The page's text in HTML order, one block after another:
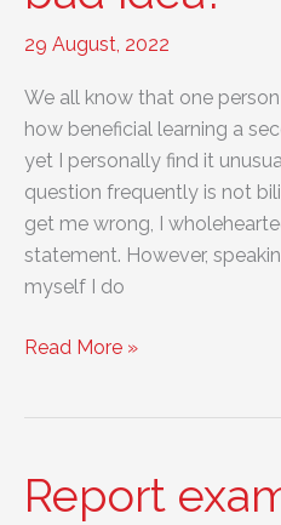
29 August, 2022
We all know that one
how beneficial learning a
yet I personally find it
question frequently is not
get me wrong, I
statement. However,
myself I do
Essay
for
Read More »
Report